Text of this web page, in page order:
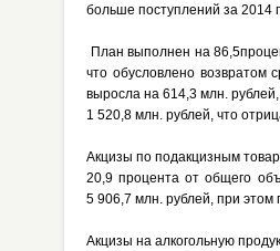
больше поступлений за 2014
План выполнен на
что обусловлено возвратом
выросла на 614,3 млн.
1 520,8 млн. рублей, что
Акцизы по подакцизным
20,9 процента от общего
5 906,7 млн. рублей, при
Акцизы на алкогольную